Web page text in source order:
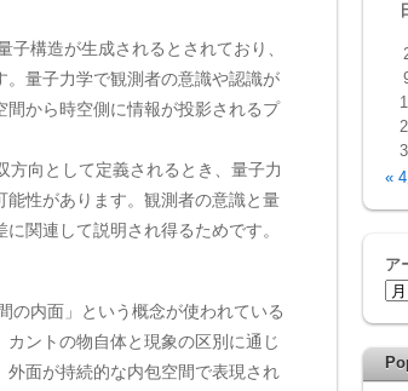
構造が生成されるとされており、
量子力学で観測者の意識や認識が
から時空側に情報が投影されるプ
向として定義されるとき、量子力
性があります。観測者の意識と量
関連して説明され得るためです。
の内面」という概念が使われている
ントの物自体と現象の区別に通じ
面が持続的な内包空間で表現され
« 4
ア